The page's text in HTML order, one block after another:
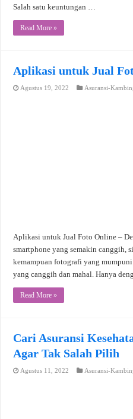
Salah satu keuntungan …
Read More »
Aplikasi untuk Jual
Agustus 19, 2022 Asuransi-
Aplikasi untuk Jual Foto Online –
smartphone yang semakin canggih,
kemampuan fotografi yang
yang canggih dan mahal. Hanya
Read More »
Cari Asuransi
Agar Tak Salah Pilih
Agustus 11, 2022 Asuransi-